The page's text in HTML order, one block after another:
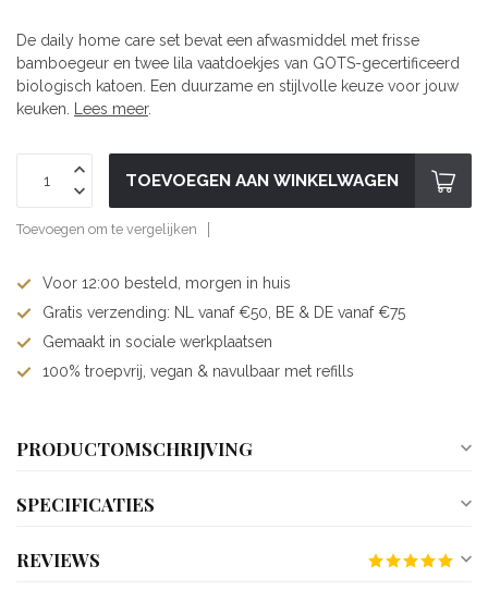
De daily home care set bevat een afwasmiddel met frisse
bamboegeur en twee lila vaatdoekjes van GOTS-gecertificeerd
biologisch katoen. Een duurzame en stijlvolle keuze voor jouw
keuken. Lees meer.
TOEVOEGEN AAN WINKELWAGEN
Toevoegen om te vergelijken
Voor 12:00 besteld, morgen in huis
Gratis verzending: NL vanaf €50, BE & DE vanaf €75
Gemaakt in sociale werkplaatsen
100% troepvrij, vegan & navulbaar met refills
PRODUCTOMSCHRIJVING
SPECIFICATIES
REVIEWS